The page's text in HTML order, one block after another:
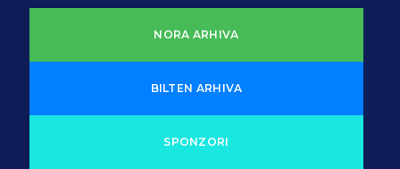
NORA ARHIVA
BILTEN ARHIVA
SPONZORI